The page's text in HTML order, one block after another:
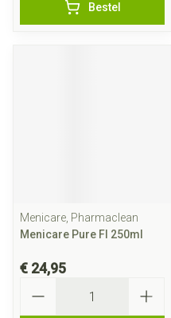
Bestel
Menicare, Pharmaclean
Menicare Pure Fl 250ml
€ 24,95